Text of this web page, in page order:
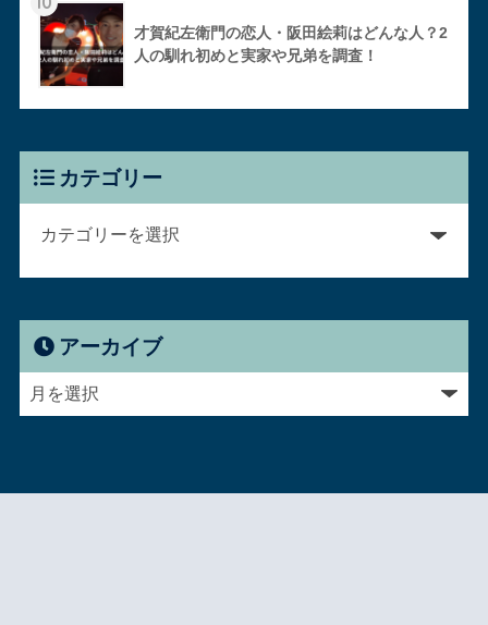
才賀紀左衛門の恋人・阪田絵莉はどんな人？2
人の馴れ初めと実家や兄弟を調査！
カテゴリー
アーカイブ